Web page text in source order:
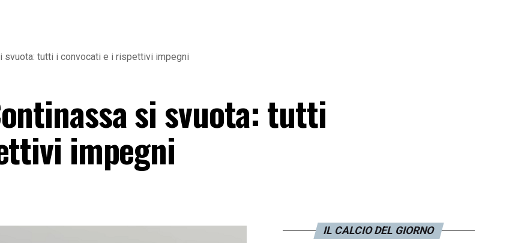
svuota: tutti i convocati e i rispettivi impegni
si svuota: tutti
impegni
IL CALCIO DEL GIORNO